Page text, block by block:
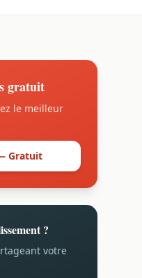
gratuit
le meilleur
Gratuit
?
votre